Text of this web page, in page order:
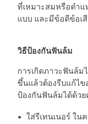
ที่เหมาะสมหรือตำแ
แบบ และมีข้อดีข้อเ
วิธีป้องกันฟันล้ม
การเกิดภาวะฟันล้ม
ขึ้นแล้วต้องรีบแก้ไข
ป้องกันฟันล้มได้ด้ว
ใส่รีเทนเนอร์ ใน